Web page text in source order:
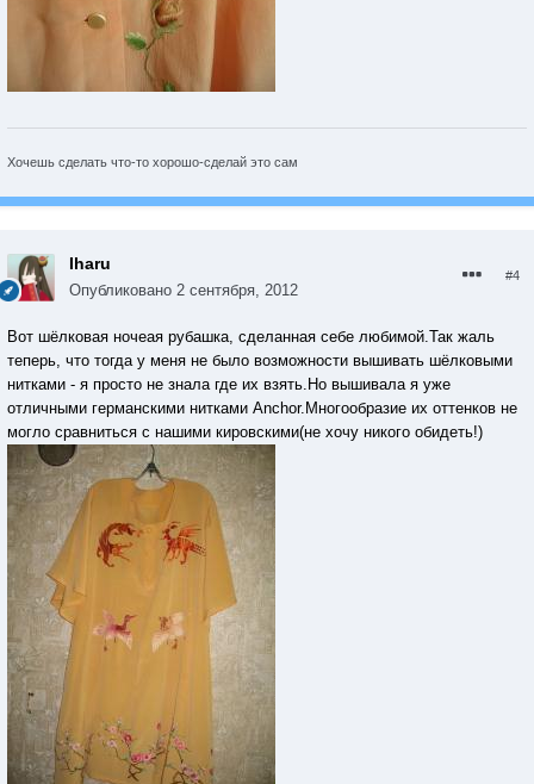
Хочешь сделать что-то хорошо-сделай это сам
Iharu
Опубликовано 2 сентября, 2012
#4
Вот шёлковая ночеая рубашка, сделанная себе любимой.Так жаль
теперь, что тогда у меня не было возможности вышивать шёлковыми
нитками - я просто не знала где их взять.Но вышивала я уже
отличными германскими нитками Anchor.Многообразие их оттенков не
могло сравниться с нашими кировскими(не хочу никого обидеть!)